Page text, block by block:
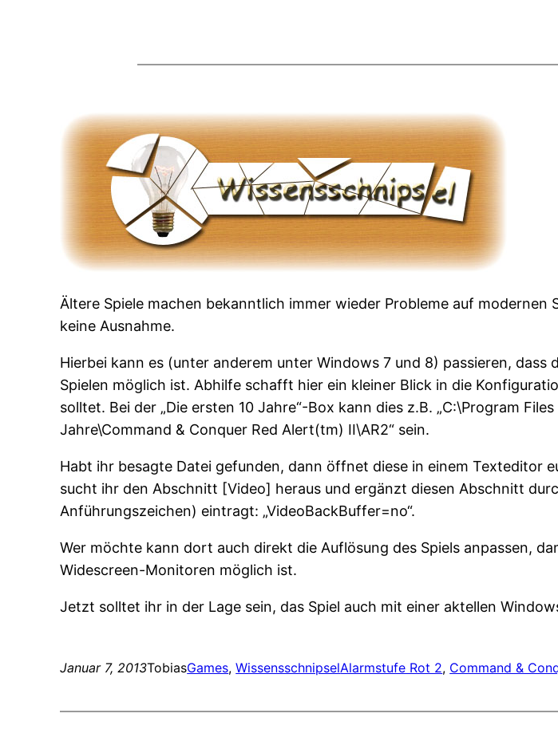
Ältere Spiele machen bekanntlich immer wieder Probleme auf
keine Ausnahme.
Hierbei kann es (unter anderem unter Windows 7 und 8) passieren,
Spielen möglich ist. Abhilfe schafft hier ein kleiner Blick in die
solltet. Bei der „Die ersten 10 Jahre“-Box kann dies z.B. „C:\Program
Jahre\Command & Conquer Red Alert(tm) II\AR2“ sein.
Habt ihr besagte Datei gefunden, dann öffnet diese in einem Texteditor
sucht ihr den Abschnitt [Video] heraus und ergänzt diesen Abschnitt
Anführungszeichen) eintragt: „VideoBackBuffer=no“.
Wer möchte kann dort auch direkt die Auflösung des Spiels anpassen,
Widescreen-Monitoren möglich ist.
Jetzt solltet ihr in der Lage sein, das Spiel auch mit einer aktellen
Januar 7, 2013TobiasGames, WissensschnipselAlarmstufe Rot 2, Command &